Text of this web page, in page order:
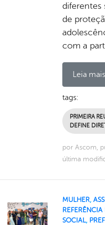
diferentes
de
com a
Leia
tags:
PRIMEIRA
DEFINE
por Ascom,
última
MULHER,
SOCIAL,